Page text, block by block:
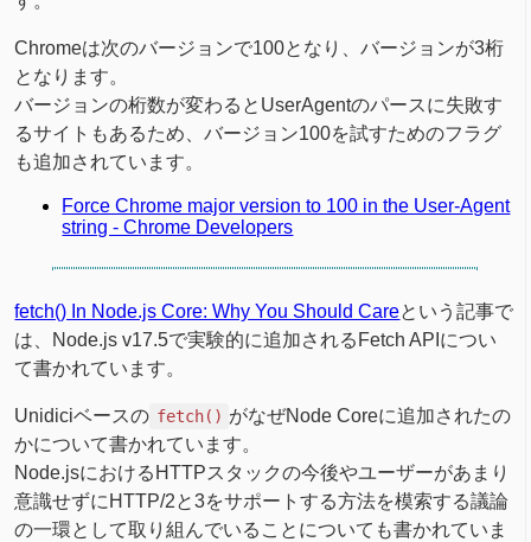
Chromeは次のバージョンで100となり、バージョンが3桁
となります。
バージョンの桁数が変わるとUserAgentのパースに失敗す
るサイトもあるため、バージョン100を試すためのフラグ
も追加されています。
Force Chrome major version to 100 in the User-Agent
string - Chrome Developers
fetch() In Node.js Core: Why You Should Careという記事で
は、Node.js v17.5で実験的に追加されるFetch APIについ
て書かれています。
Unidiciベースの fetch() がなぜNode Coreに追加されたの
かについて書かれています。
Node.jsにおけるHTTPスタックの今後やユーザーがあまり
意識せずにHTTP/2と3をサポートする方法を模索する議論
の一環として取り組んでいることについても書かれていま